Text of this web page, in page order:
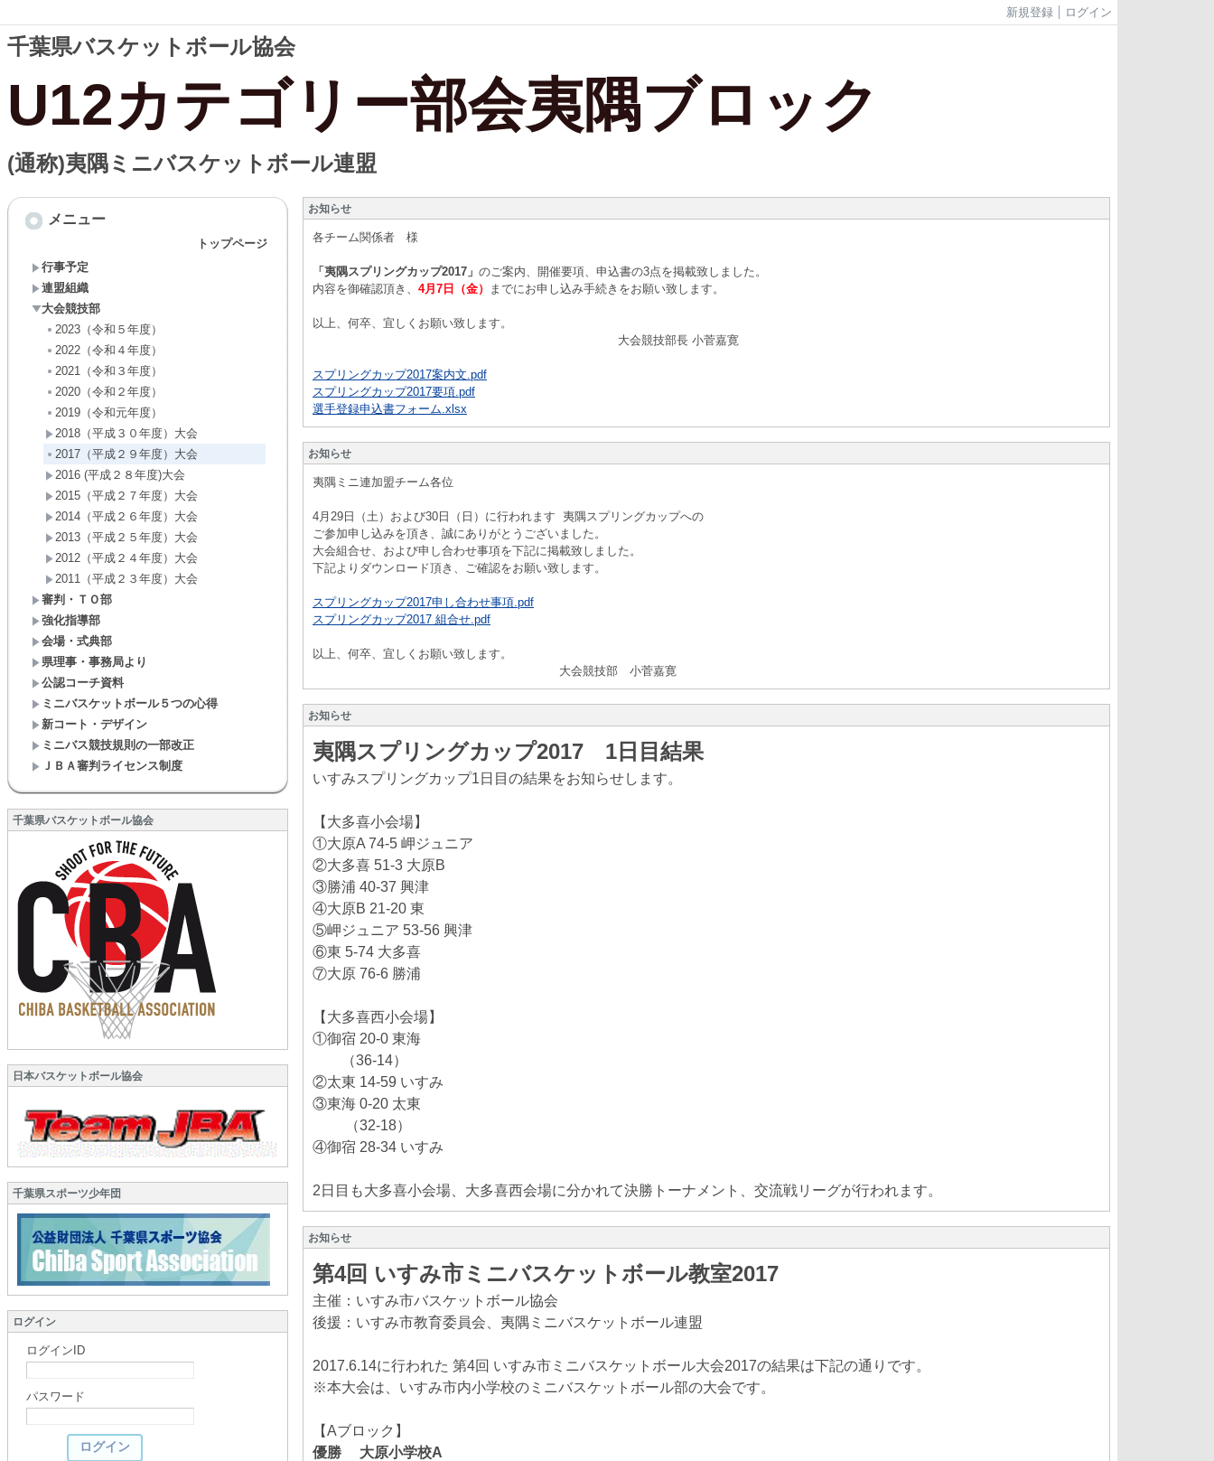
新規登録 ログイン
千葉県バスケットボール協会
U12カテゴリー部会夷隅ブロック
(通称)夷隅ミニバスケットボール連盟
メニュー
トップページ
行事予定
連盟組織
大会競技部
2023（令和５年度）
2022（令和４年度）
2021（令和３年度）
2020（令和２年度）
2019（令和元年度）
2018（平成３０年度）大会
2017（平成２９年度）大会
2016 (平成２８年度)大会
2015（平成２７年度）大会
2014（平成２６年度）大会
2013（平成２５年度）大会
2012（平成２４年度）大会
2011（平成２３年度）大会
審判・ＴＯ部
強化指導部
会場・式典部
県理事・事務局より
公認コーチ資料
ミニバスケットボール５つの心得
新コート・デザイン
ミニバス競技規則の一部改正
ＪＢＡ審判ライセンス制度
千葉県バスケットボール協会
日本バスケットボール協会
千葉県スポーツ少年団
ログイン
ログインID
パスワード
お知らせ
各チーム関係者 様
「夷隅スプリングカップ2017」 のご案内、開催要項、申込書の3点を掲載致しました。
内容を御確認頂き、 4月7日（金） までにお申し込み手続きをお願い致します。
以上、何卒、宜しくお願い致します。
大会競技部長 小菅嘉寛
スプリングカップ2017案内文.pdf
スプリングカップ2017要項.pdf
選手登録申込書フォーム.xlsx
お知らせ
夷隅ミニ連加盟チーム各位
4月29日（土）および30日（日）に行われます 夷隅スプリングカップへの
ご参加申し込みを頂き、誠にありがとうございました。
大会組合せ、および申し合わせ事項を下記に掲載致しました。
下記よりダウンロード頂き、ご確認をお願い致します。
スプリングカップ2017申し合わせ事項.pdf
スプリングカップ2017 組合せ.pdf
以上、何卒、宜しくお願い致します。
大会競技部 小菅嘉寛
お知らせ
夷隅スプリングカップ2017 1日目結果
いすみスプリングカップ1日目の結果をお知らせします。
【大多喜小会場】
①大原A 74-5 岬ジュニア
②大多喜 51-3 大原B
③勝浦 40-37 興津
④大原B 21-20 東
⑤岬ジュニア 53-56 興津
⑥東 5-74 大多喜
⑦大原 76-6 勝浦
【大多喜西小会場】
①御宿 20-0 東海
（36-14）
②太東 14-59 いすみ
③東海 0-20 太東
（32-18）
④御宿 28-34 いすみ
2日目も大多喜小会場、大多喜西会場に分かれて決勝トーナメント、交流戦リーグが行われます。
お知らせ
第4回 いすみ市ミニバスケットボール教室2017
主催：いすみ市バスケットボール協会
後援：いすみ市教育委員会、夷隅ミニバスケットボール連盟
2017.6.14に行われた 第4回 いすみ市ミニバスケットボール大会2017の結果は下記の通りです。
※本大会は、いすみ市内小学校のミニバスケットボール部の大会です。
【Aブロック】
優勝 大原小学校A